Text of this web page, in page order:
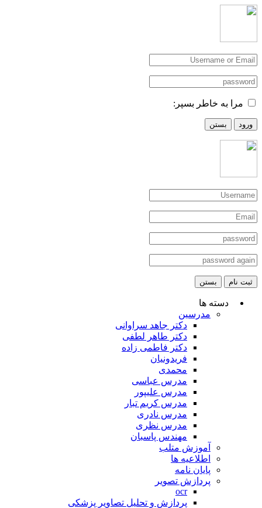
مرا به خاطر بسپر:
ورود بستن
ثبت نام بستن
دسته ها
مدرسین
دکتر جاهد سراوانی
دکتر طاهر لطفی
دکتر فاطمی زاده
فریدونیان
محمدی
مدرس عباسی
مدرس علیپور
مدرس کریم تبار
مدرس نادری
مدرس نظری
مهندس پاسبان
آموزش متلب
اطلاعیه ها
پایان نامه
پردازش تصویر
ocr
پردازش و تحلیل تصاویر پزشکی